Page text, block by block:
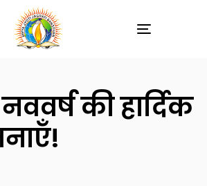
की हार्दिक